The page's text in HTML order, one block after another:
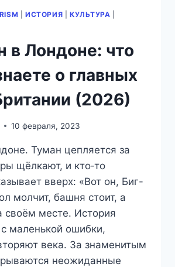
ИСТОРИЯ КУЛЬТУРА
в Лондоне: что
о главных
(2026)
10 февраля, 2023
Туман цепляется за
щёлкают, и кто‑то
вверх: «Вот он, Биг-
молчит, башня стоит, а
месте. История
маленькой ошибки,
века. За знаменитым
неожиданные